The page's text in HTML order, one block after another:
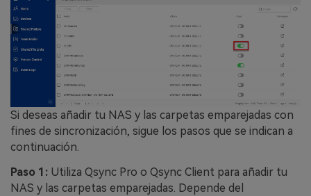
Si deseas añadir tu NAS y las carpetas emparejadas con
fines de sincronización, sigue los pasos que se indican a
continuación.
Paso 1: Utiliza Qsync Pro o Qsync Client para añadir tu
NAS y las carpetas emparejadas. Depende del